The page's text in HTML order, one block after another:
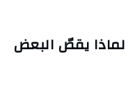
يقصّ البعض